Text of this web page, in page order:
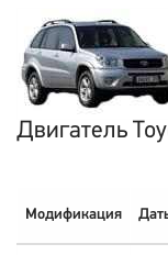
Двигатель
Модификация